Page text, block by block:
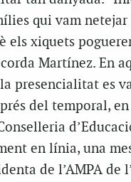
qui vam
els xiquets
Martínez. En
presencialitat es
del temporal,
en línia, una
de l’AMPA de